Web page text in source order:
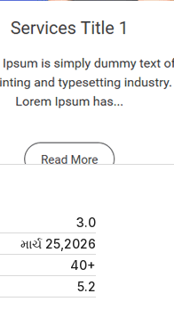
3.0
માર્ચ 25,2026
40+
5.2